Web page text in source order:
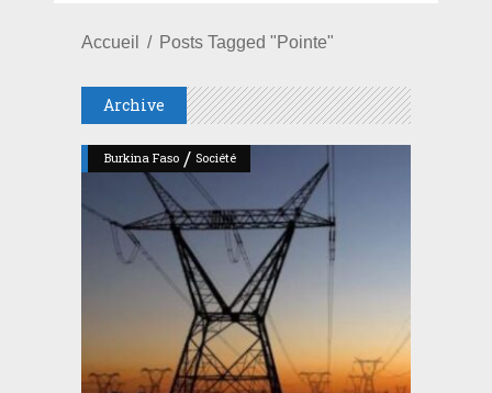
Accueil Posts Tagged "Pointe"
Archive
Burkina Faso / Société